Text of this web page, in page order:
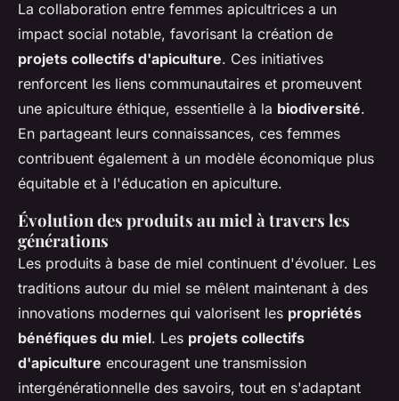
La collaboration entre femmes apicultrices a un
impact social notable, favorisant la création de
projets collectifs d'apiculture. Ces initiatives
renforcent les liens communautaires et promeuvent
une apiculture éthique, essentielle à la biodiversité.
En partageant leurs connaissances, ces femmes
contribuent également à un modèle économique plus
équitable et à l'éducation en apiculture.
Évolution des produits au miel à travers les
générations
Les produits à base de miel continuent d'évoluer. Les
traditions autour du miel se mêlent maintenant à des
innovations modernes qui valorisent les propriétés
bénéfiques du miel. Les projets collectifs
d'apiculture encouragent une transmission
intergénérationnelle des savoirs, tout en s'adaptant